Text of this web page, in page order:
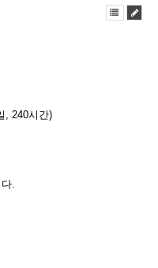
, 240시간)
.